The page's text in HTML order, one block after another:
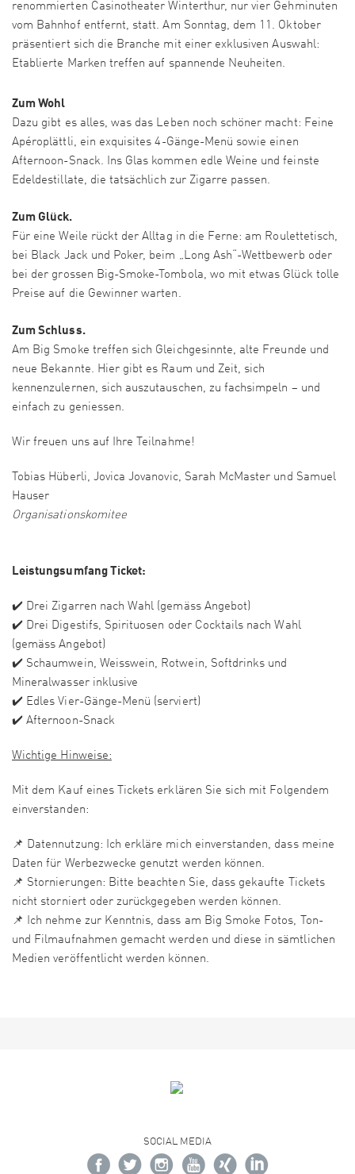
renommierten Casinotheater Winterthur, nur vier Gehminuten
vom Bahnhof entfernt, statt. Am Sonntag, dem 11. Oktober
präsentiert sich die Branche mit einer exklusiven Auswahl:
Etablierte Marken treffen auf spannende Neuheiten.
Zum Wohl
Dazu gibt es alles, was das Leben noch schöner macht: Feine
Apéroplättli, ein exquisites 4-Gänge-Menü sowie einen
Afternoon-Snack. Ins Glas kommen edle Weine und feinste
Edeldestillate, die tatsächlich zur Zigarre passen.
Zum Glück.
Für eine Weile rückt der Alltag in die Ferne: am Roulettetisch,
bei Black Jack und Poker, beim „Long Ash“-Wettbewerb oder
bei der grossen Big-Smoke-Tombola, wo mit etwas Glück tolle
Preise auf die Gewinner warten.
Zum Schluss.
Am Big Smoke treffen sich Gleichgesinnte, alte Freunde und
neue Bekannte. Hier gibt es Raum und Zeit, sich
kennenzulernen, sich auszutauschen, zu fachsimpeln – und
einfach zu geniessen.
Wir freuen uns auf Ihre Teilnahme!
Tobias Hüberli, Jovica Jovanovic, Sarah McMaster und Samuel
Hauser
Organisationskomitee
Leistungsumfang Ticket:
✔️ Drei Zigarren nach Wahl (gemäss Angebot)
✔️ Drei Digestifs, Spirituosen oder Cocktails nach Wahl
(gemäss Angebot)
✔️ Schaumwein, Weisswein, Rotwein, Softdrinks und
Mineralwasser inklusive
✔️ Edles Vier-Gänge-Menü (serviert)
✔️ Afternoon-Snack
Wichtige Hinweise:
Mit dem Kauf eines Tickets erklären Sie sich mit Folgendem
einverstanden:
📌 Datennutzung: Ich erkläre mich einverstanden, dass meine
Daten für Werbezwecke genutzt werden können.
📌 Stornierungen: Bitte beachten Sie, dass gekaufte Tickets
nicht storniert oder zurückgegeben werden können.
📌 Ich nehme zur Kenntnis, dass am Big Smoke Fotos, Ton-
und Filmaufnahmen gemacht werden und diese in sämtlichen
Medien veröffentlicht werden können.
SOCIAL MEDIA